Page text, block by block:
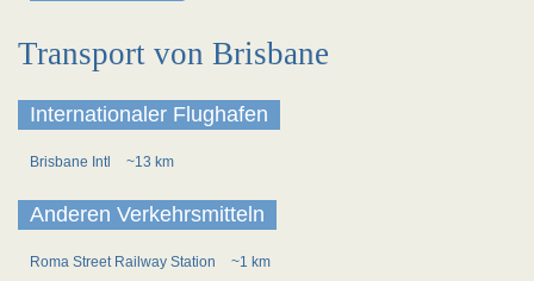
Transport von Brisbane
Internationaler Flughafen
Brisbane Intl ~13 km
Anderen Verkehrsmitteln
Roma Street Railway Station
~1 km